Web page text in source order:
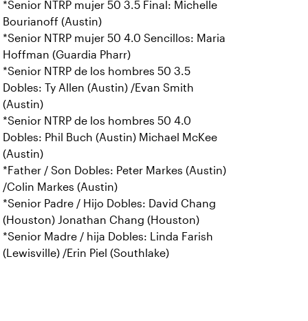
*Senior NTRP mujer 50 3.5 Final: Michelle
Bourianoff (Austin)
*Senior NTRP mujer 50 4.0 Sencillos: Maria
Hoffman (Guardia Pharr)
*Senior NTRP de los hombres 50 3.5
Dobles: Ty Allen (Austin) /Evan Smith
(Austin)
*Senior NTRP de los hombres 50 4.0
Dobles: Phil Buch (Austin) Michael McKee
(Austin)
*Father / Son Dobles: Peter Markes (Austin)
/Colin Markes (Austin)
*Senior Padre / Hijo Dobles: David Chang
(Houston) Jonathan Chang (Houston)
*Senior Madre / hija Dobles: Linda Farish
(Lewisville) /Erin Piel (Southlake)